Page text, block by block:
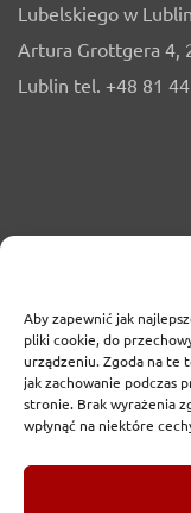
Aby zapewnić jak
pliki cookie, do
urządzeniu. Zgoda na te
jak zachowanie podczas
stronie. Brak wyrażenia
wpłynąć na niektóre
Lubelskiego w
Artura Grottgera 4,
Lublin tel. +48 81
2017-2026 ©